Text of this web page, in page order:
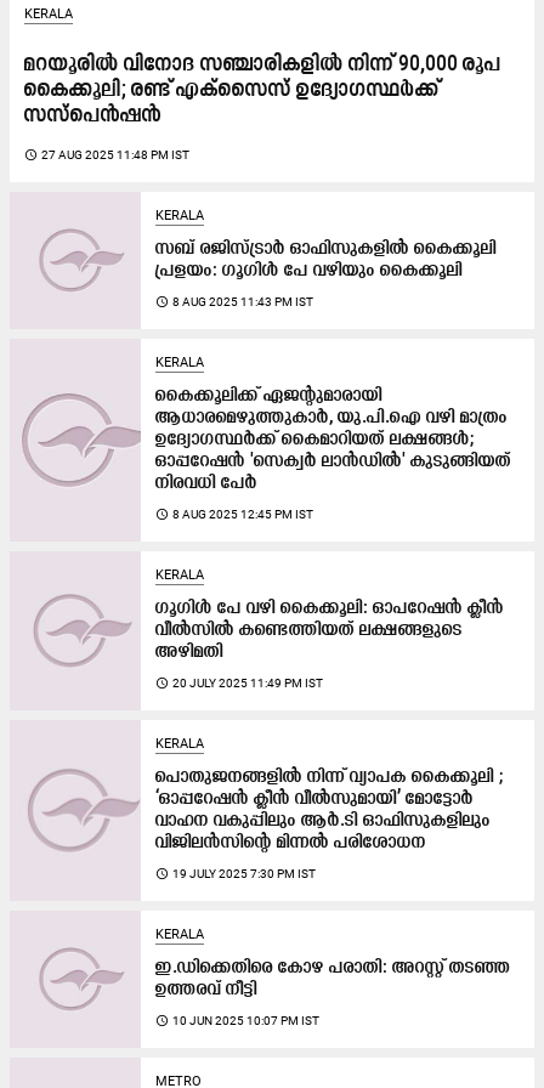
KERALA
മറയൂരിൽ വിനോദ സഞ്ചാരികളിൽ നിന്ന് 90,000 രൂപ
കൈക്കൂലി; രണ്ട് എക്‌സൈസ് ഉദ്യോഗസ്ഥർക്ക്
സസ്‌പെൻഷൻ
access_time 27 AUG 2025 11:48 PM IST
KERALA
സബ് രജിസ്ട്രാർ ഓഫിസുകളിൽ കൈക്കൂലി
പ്രളയം: ഗൂഗിൾ പേ വഴിയും കൈക്കൂലി
access_time 8 AUG 2025 11:43 PM IST
KERALA
കൈക്കൂലിക്ക് ഏജന്റുമാരായി
ആധാരമെഴുത്തുകാർ, യു.പി.ഐ വഴി മാത്രം
ഉദ്യോഗസ്ഥർക്ക് കൈമാറിയത് ലക്ഷങ്ങൾ;
ഓപ്പറേഷൻ 'സെക്വർ ലാൻഡിൽ' കുടുങ്ങിയത്
നിരവധി പേർ
access_time 8 AUG 2025 12:45 PM IST
KERALA
ഗൂ​ഗിൾ പേ വഴി കൈക്കൂലി: ഓപറേഷൻ ക്ലീൻ
വീൽസിൽ കണ്ടെത്തിയത് ലക്ഷങ്ങളുടെ
അഴിമതി
access_time 20 JULY 2025 11:49 PM IST
KERALA
പൊതുജനങ്ങളിൽ നിന്ന് വ്യാപക കൈക്കൂലി ;
‘ഓപ്പറേഷൻ ക്ലീൻ വീൽസുമായി’ മോട്ടോർ
വാഹന വകുപ്പിലും ആർ.ടി ഓഫിസുകളിലും
വിജിലൻസിന്റെ മിന്നൽ പരിശോധന
access_time 19 JULY 2025 7:30 PM IST
KERALA
ഇ.ഡിക്കെതിരെ കോഴ പരാതി: അറസ്റ്റ് തടഞ്ഞ
ഉത്തരവ്​ നീട്ടി
access_time 10 JUN 2025 10:07 PM IST
METRO